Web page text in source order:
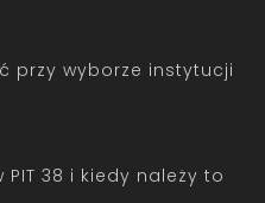
przy wyborze instytucji
38 i kiedy należy to